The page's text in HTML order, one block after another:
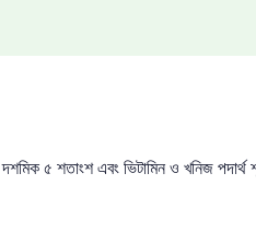
৫ শতাংশ এবং ভিটামিন ও খনিজ